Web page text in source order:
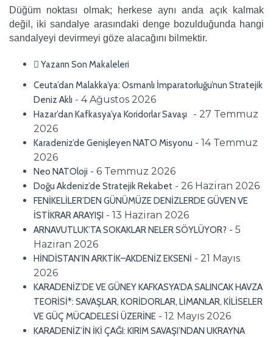
Düğüm noktası olmak; herkese aynı anda açık kalmak
değil, iki sandalye arasındaki denge bozulduğunda hangi
sandalyeyi devirmeyi göze alacağını bilmektir.
Yazarın Son Makaleleri
Ceuta’dan Malakka’ya: Osmanlı İmparatorluğu’nun Stratejik
Deniz Aklı - 4 Ağustos 2026
Hazar’dan Kafkasya’ya Koridorlar Savaşı
- 27 Temmuz
2026
Karadeniz’de Genişleyen NATO Misyonu - 14 Temmuz
2026
Neo NATOloji - 6 Temmuz 2026
Doğu Akdeniz’de Stratejik Rekabet - 26 Haziran 2026
FENİKELİLER’DEN GÜNÜMÜZE DENİZLERDE GÜVEN VE
İSTİKRAR ARAYIŞI - 13 Haziran 2026
ARNAVUTLUK’TA SOKAKLAR NELER SÖYLÜYOR? - 5
Haziran 2026
HİNDİSTAN’IN ARKTİK–AKDENİZ EKSENİ - 21 Mayıs
2026
KARADENİZ’DE VE GÜNEY KAFKASYA’DA SALINCAK HAVZA
TEORİSİ*: SAVAŞLAR, KORİDORLAR, LİMANLAR, KİLİSELER
VE GÜÇ MÜCADELESİ ÜZERİNE - 12 Mayıs 2026
KARADENİZ’İN İKİ ÇAĞI: KIRIM SAVAŞI’NDAN UKRAYNA